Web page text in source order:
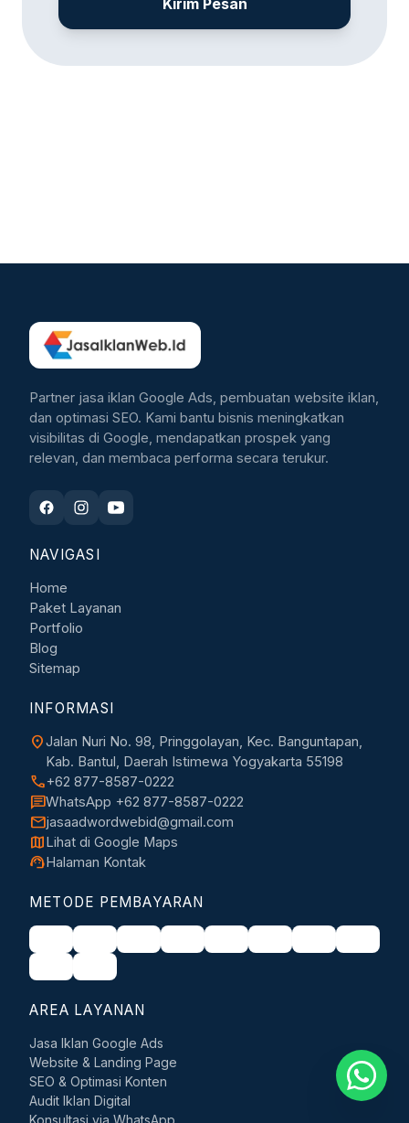
Kirim Pesan
Partner jasa iklan Google Ads, pembuatan website iklan,
dan optimasi SEO. Kami bantu bisnis meningkatkan
visibilitas di Google, mendapatkan prospek yang
relevan, dan membaca performa secara terukur.
NAVIGASI
Home
Paket Layanan
Portfolio
Blog
Sitemap
INFORMASI
location_onJalan Nuri No. 98, Pringgolayan, Kec. Banguntapan,
Kab. Bantul, Daerah Istimewa Yogyakarta 55198
call+62 877-8587-0222
chatWhatsApp +62 877-8587-0222
mailjasaadwordwebid@gmail.com
mapLihat di Google Maps
support_agentHalaman Kontak
METODE PEMBAYARAN
AREA LAYANAN
Jasa Iklan Google Ads
Website & Landing Page
SEO & Optimasi Konten
Audit Iklan Digital